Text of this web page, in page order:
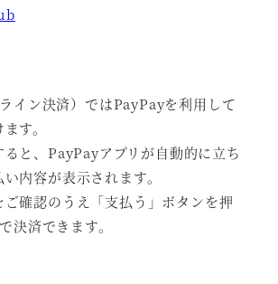
イン決済）ではPayPayを利用して
す。
ると、PayPayアプリが自動的に立ち
内容が表示されます。
確認のうえ「支払う」ボタンを押
決済できます。